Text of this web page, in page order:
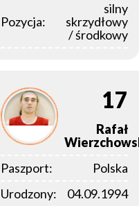
Pozycja:
silny
skrzydłowy
/ środkowy
17
Rafał
Paszport:
Polska
Urodzony:
04.09.1994